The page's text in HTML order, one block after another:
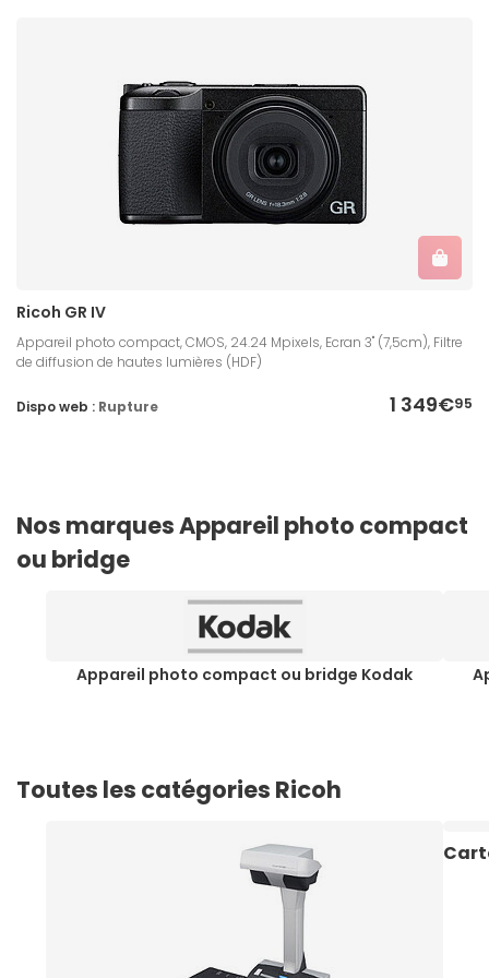
Ricoh GR IV
Appareil photo compact, CMOS, 24.24 Mpixels, Ecran 3" (7,5cm), Filtre
de diffusion de hautes lumières (HDF)
1 349€95
Dispo web : Rupture
Nos marques Appareil photo compact
ou bridge
Appareil photo compact ou bridge Kodak
Toutes les catégories Ricoh